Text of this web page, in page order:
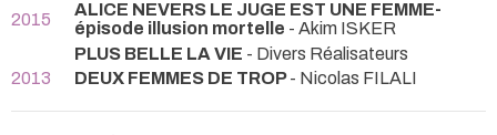
2015
ALICE NEVERS LE JUGE EST UNE FEMME-
épisode illusion mortelle - Akim ISKER
PLUS BELLE LA VIE - Divers Réalisateurs
2013
DEUX FEMMES DE TROP- Nicolas FILALI